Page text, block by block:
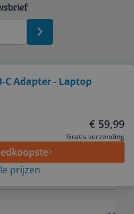
C Adapter - Laptop
€ 59,99
Gratis verzending
prijzen